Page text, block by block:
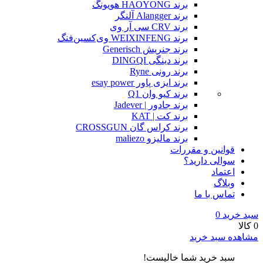
برند HAOYONG هویونگ
برند Alangger آلنگر
برند CRV سی آر وی
برند WEIXINFENG وی‌کسین‌فنگ
برند جنریش Generisch
برند دینگی DINGQI
برند رونی Ryne
برند ایزی پاور esay power
برند کیو وان Q1
برند جادور | Jadever
برند کت | KAT
برند کراس گان CROSSGUN
برند مالیزو maliezo
قوانین و مقررات
سوالی دارید؟
اعتماد
وبلاگ
تماس با ما
سبد خرید 0
0 کالا
مشاهده سبد خرید
سبد خرید شما خالیست!